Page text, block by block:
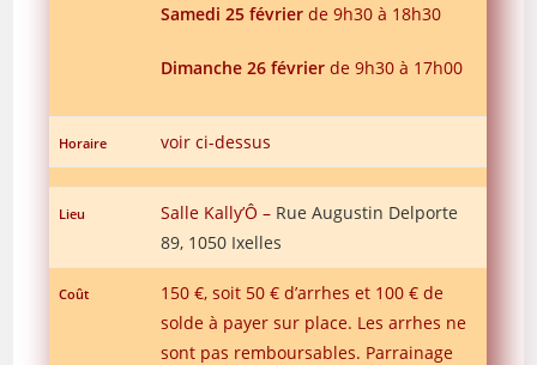
Samedi 25 février de 9h30 à 18h30
Dimanche 26 février de 9h30 à 17h00
Horaire voir ci-dessus
Lieu Salle Kally’Ô – Rue Augustin Delporte
89, 1050 Ixelles
Coût
150 €, soit 50 € d’arrhes et 100 € de
solde à payer sur place. Les arrhes ne
sont pas remboursables. Parrainage